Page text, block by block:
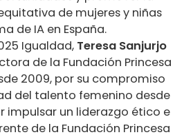
de mujeres y niñas
de IA en España.
Igualdad, Teresa Sanjurjo
de la Fundación Princesa
2009, por su compromiso
del talento femenino desde
impulsar un liderazgo ético e
de la Fundación Princesa